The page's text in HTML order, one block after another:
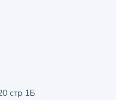
стр 1Б